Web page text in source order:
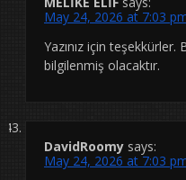
May 24, 2026 at 7:03
Yazınız için teşekkürler.
bilgilenmiş olacaktır.
DavidRoomy says:
May 24, 2026 at 7:03